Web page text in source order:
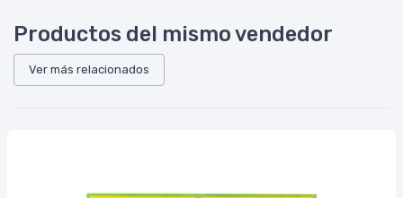
Productos del mismo vendedor
Ver más relacionados